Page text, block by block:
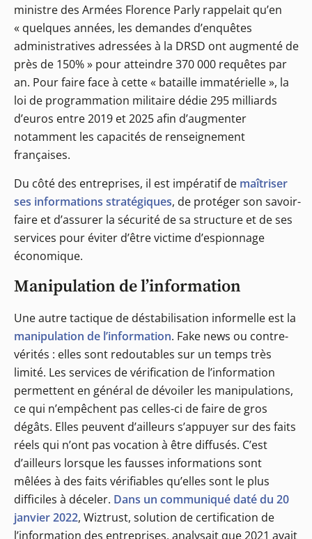
ministre des Armées Florence Parly rappelait qu’en
« quelques années, les demandes d’enquêtes
administratives adressées à la DRSD ont augmenté de
près de 150% » pour atteindre 370 000 requêtes par
an. Pour faire face à cette « bataille immatérielle », la
loi de programmation militaire dédie 295 milliards
d’euros entre 2019 et 2025 afin d’augmenter
notamment les capacités de renseignement
françaises.
Du côté des entreprises, il est impératif de maîtriser
ses informations stratégiques, de protéger son savoir-
faire et d’assurer la sécurité de sa structure et de ses
services pour éviter d’être victime d’espionnage
économique.
Manipulation de l’information
Une autre tactique de déstabilisation informelle est la
manipulation de l’information. Fake news ou contre-
vérités : elles sont redoutables sur un temps très
limité. Les services de vérification de l’information
permettent en général de dévoiler les manipulations,
ce qui n’empêchent pas celles-ci de faire de gros
dégâts. Elles peuvent d’ailleurs s’appuyer sur des faits
réels qui n’ont pas vocation à être diffusés. C’est
d’ailleurs lorsque les fausses informations sont
mêlées à des faits vérifiables qu’elles sont le plus
difficiles à déceler. Dans un communiqué daté du 20
janvier 2022, Wiztrust, solution de certification de
l’information des entreprises, analysait que 2021 avait